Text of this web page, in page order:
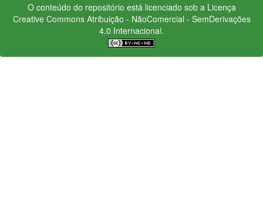
O conteúdo do repositório está licenciado sob a Licença
Creative CommonsAtribuição - NãoComercial - SemDerivações
4.0 Internacional.